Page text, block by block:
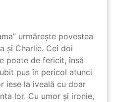
urmărește povestea
și Charlie. Cei doi
poate de fericit, însă
pus în pericol atunci
iese la iveală cu doar
lor. Cu umor și ironie,